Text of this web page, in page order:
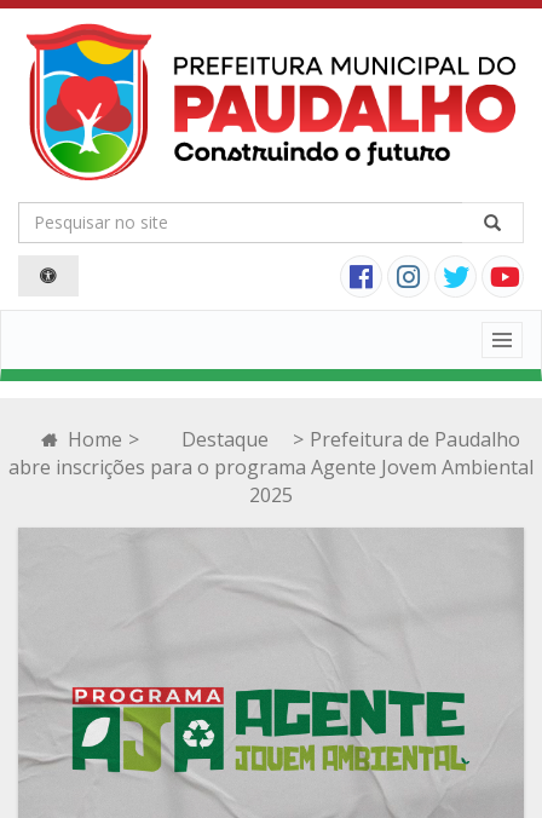
Home > Destaque > Prefeitura de Paudalho
abre inscrições para o programa Agente Jovem Ambiental
2025